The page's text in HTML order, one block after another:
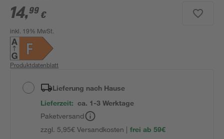
14,99 €
inkl. 19% MwSt.
Produktdatenblatt
Lieferung nach Hause
Lieferzeit: ca. 1-3 Werktage
Paketversand
zzgl. 5,95€ Versandkosten | frei ab 59€